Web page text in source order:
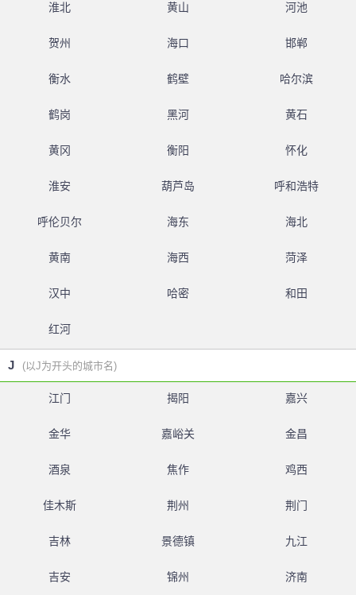
淮北 黄山 河池
贺州 海口 邯郸
衡水 鹤壁 哈尔滨
鹤岗 黑河 黄石
黄冈 衡阳 怀化
淮安 葫芦岛 呼和浩特
呼伦贝尔 海东 海北
黄南 海西 菏泽
汉中 哈密 和田
红河
J (以J为开头的城市名)
江门 揭阳 嘉兴
金华 嘉峪关 金昌
酒泉 焦作 鸡西
佳木斯 荆州 荆门
吉林 景德镇 九江
吉安 锦州 济南